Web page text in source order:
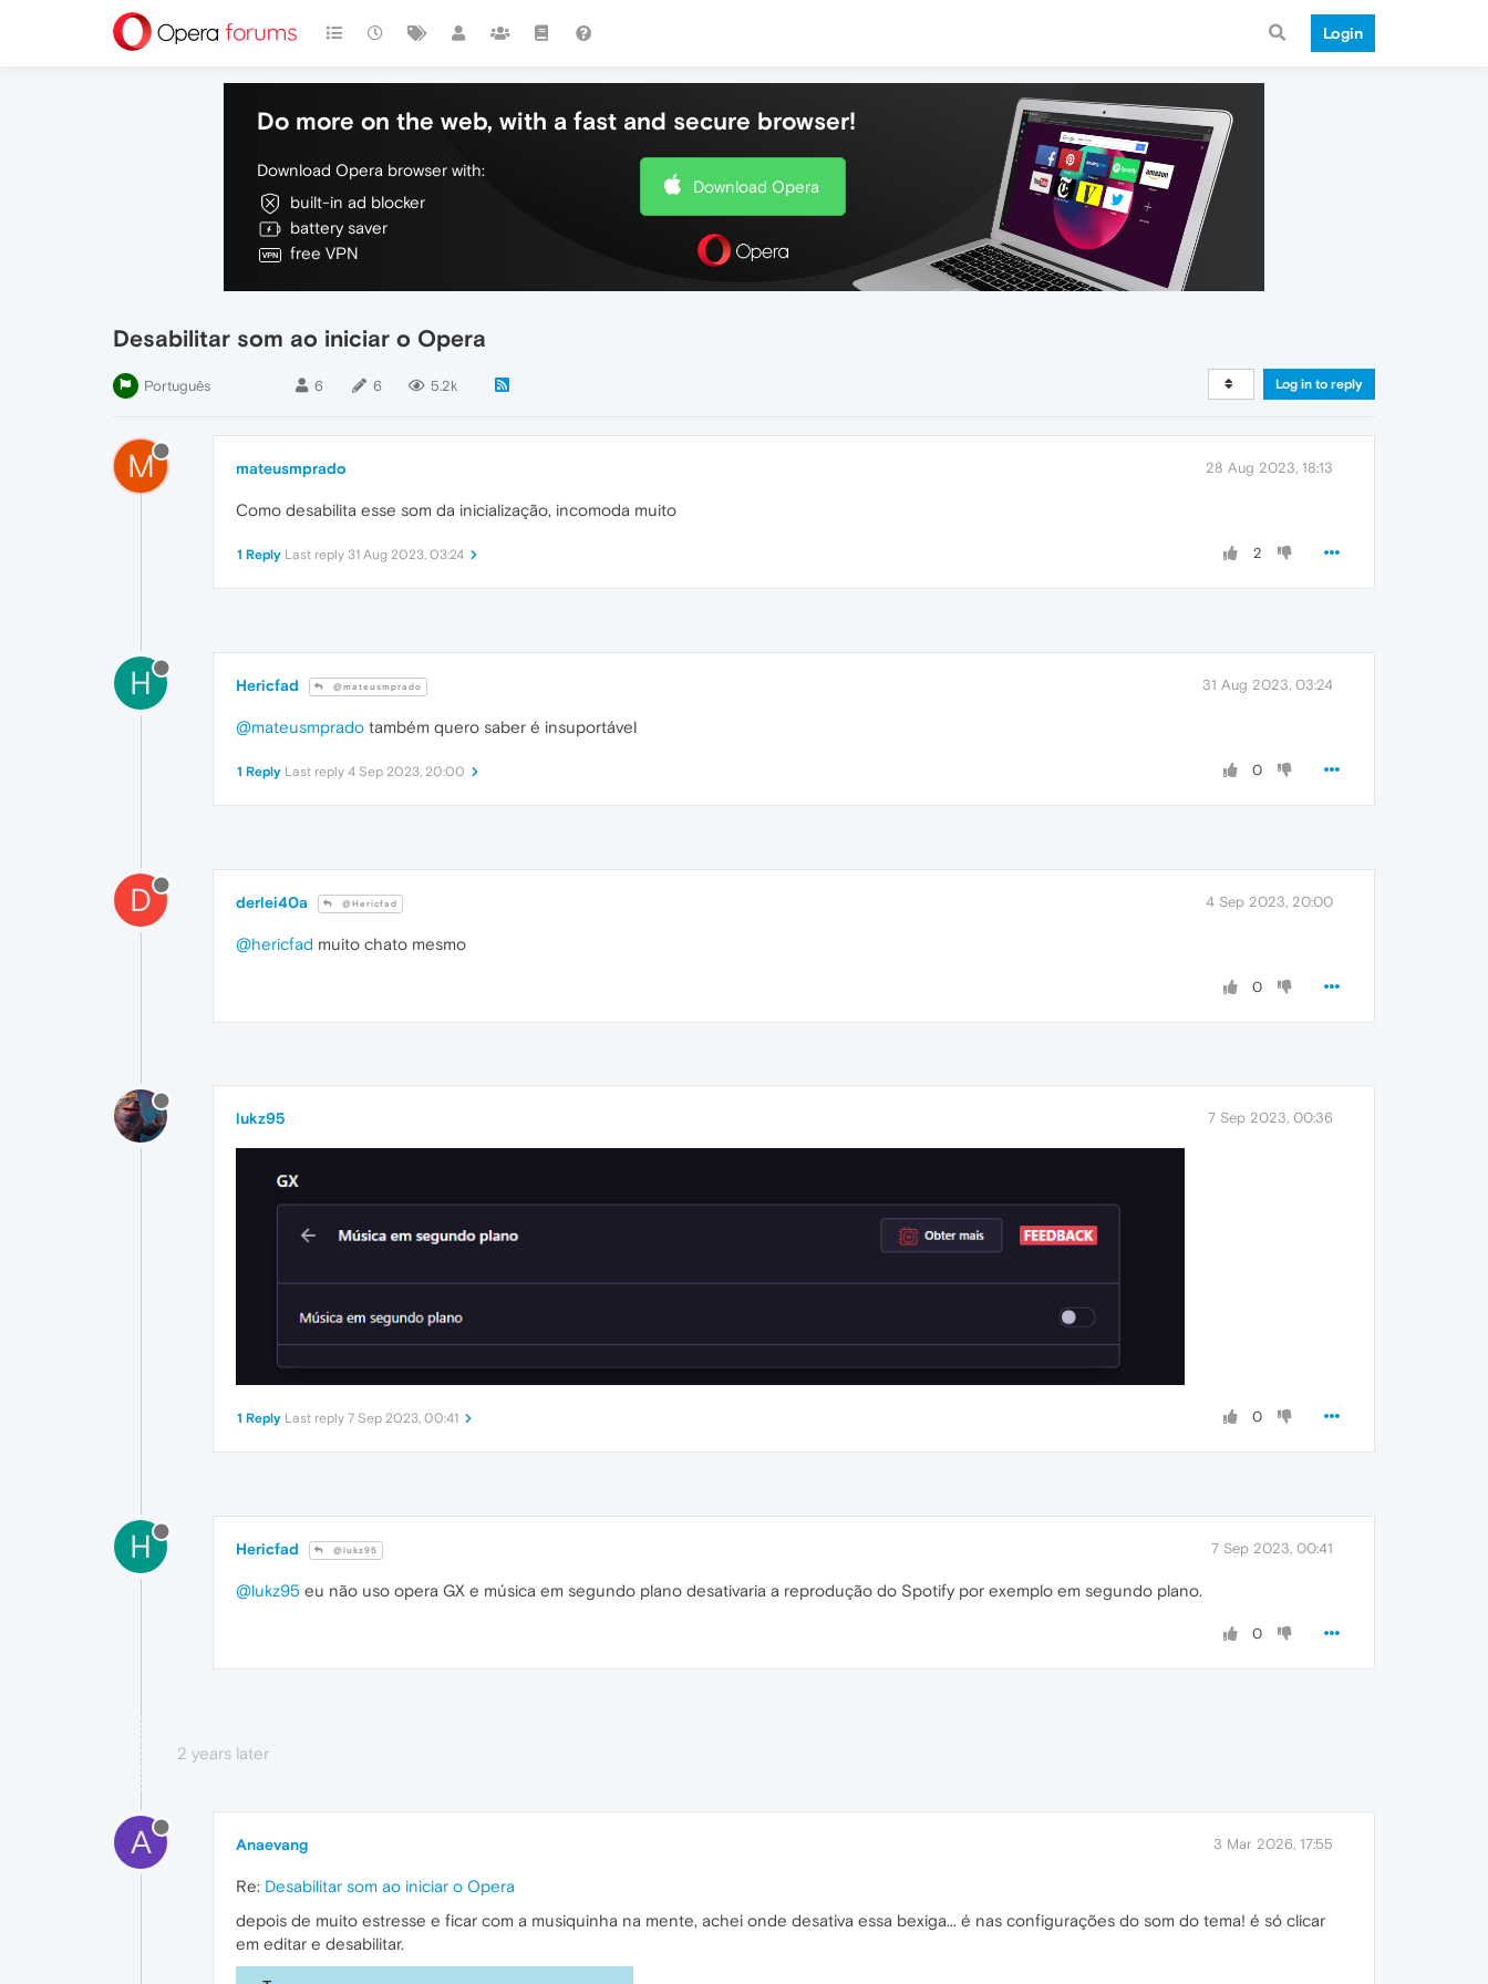
Login
Do more on the web, with a fast and secure browser!
Download Opera browser with:
built-in ad blocker
battery saver
free VPN
Download Opera
Desabilitar som ao iniciar o Opera
Português 6 6 5.2k Log in to reply
M mateusmprado 28 Aug 2023, 18:13
Como desabilita esse som da inicialização, incomoda muito
2
1 Reply Last reply 31 Aug 2023, 03:24
H Hericfad @mateusmprado 31 Aug 2023, 03:24
@mateusmprado também quero saber é insuportável
0
1 Reply Last reply 4 Sep 2023, 20:00
D derlei40a @Hericfad 4 Sep 2023, 20:00
@hericfad muito chato mesmo
0
lukz95 7 Sep 2023, 00:36
0
1 Reply Last reply 7 Sep 2023, 00:41
H Hericfad @lukz95 7 Sep 2023, 00:41
@lukz95 eu não uso opera GX e música em segundo plano desativaria a reprodução do Spotify por exemplo em segundo plano.
0
2 years later
A Anaevang 3 Mar 2026, 17:55
Re: Desabilitar som ao iniciar o Opera
depois de muito estresse e ficar com a musiquinha na mente, achei onde desativa essa bexiga... é nas configurações do som do tema! é só clicar
em editar e desabilitar.